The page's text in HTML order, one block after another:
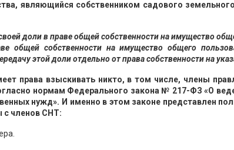
являющийся собственником садового
доли в праве общей собственности на имущество
общей собственности на имущество общего
этой доли отдельно от права собственности на
права взыскивать никто, в том числе, члены
нормам Федерального закона № 217-ФЗ «О
нужд». И именно в этом законе представлен
с членов СНТ: